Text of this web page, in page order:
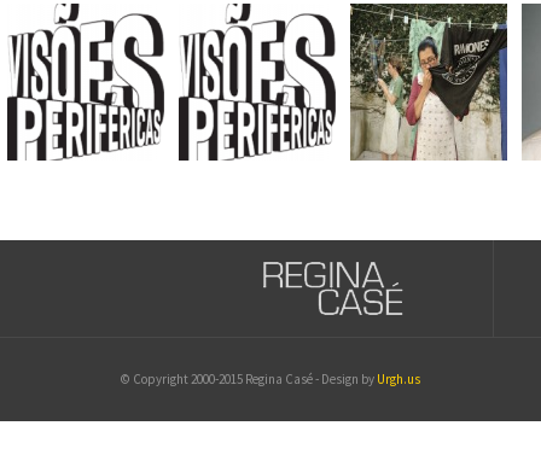
© Copyright 2000-2015 Regina Casé - Design by Urgh.us